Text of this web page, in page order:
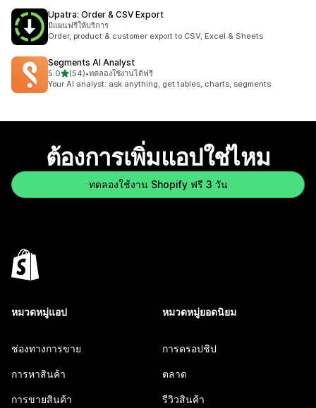
Upatra: Order & CSV Export
มีแผนฟรีให้บริการ
Order, product & customer export to CSV, Excel & Sheets
Segments AI Analyst
5.0เต็ม 5 ดาว
(54)
ทั้งหมด 54 รีวิว
•ทดลองใช้งานได้ฟรี
Your AI analyst: ask anything, get tables, charts, segments.
ต้องการเพิ่มแอปใช่ไหม
ทดลองใช้งาน Shopify ฟรี 3 วัน
หมวดหมู่แอป
ช่องทางการขาย
การหาสินค้า
การขายสินค้า
หมวดหมู่ยอดนิยม
การดรอปชิป
ตลาด
รีวิวสินค้า